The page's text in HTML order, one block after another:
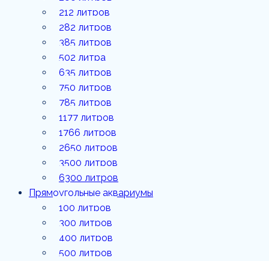
1177
1766
литров
2650
литров
3500
литров
6300
литров
212 литров
282 литров
385 литров
502 литра
635 литров
750 литров
785 литров
1177 литров
1766 литров
2650 литров
3500 литров
6300 литров
Прямоугольные аквариумы
100 литров
300 литров
400 литров
500 литров